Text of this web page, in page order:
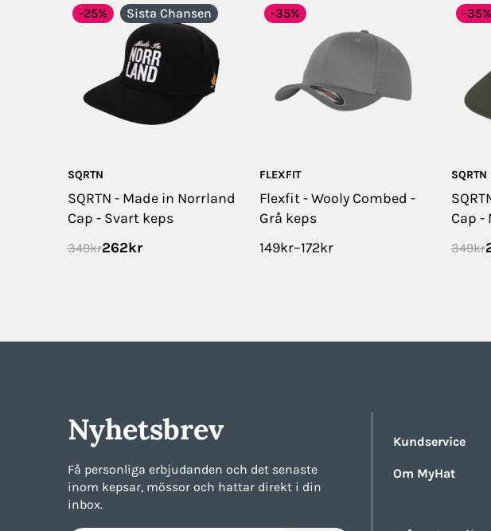
-25% Sista Chansen
SQRTN
SQRTN - Made in Norrland
Cap - Svart keps
349kr262kr
-35%
FLEXFIT
Flexfit - Wooly Combed -
Grå keps
149kr–172kr
-35%
SQRTN
Cap -
349kr
Nyhetsbrev
Få personliga erbjudanden och det senaste
inom kepsar, mössor och hattar direkt i din
inbox.
Kundservice
Om MyHat